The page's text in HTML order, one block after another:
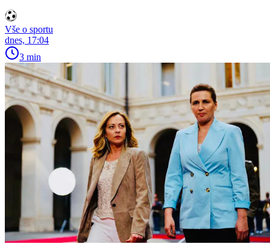
Vše o sportu
dnes, 17:04
3 min